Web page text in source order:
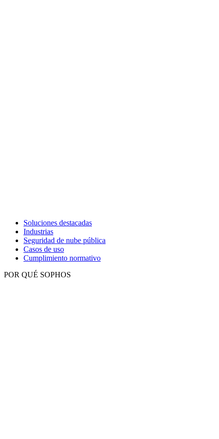
Soluciones destacadas
Industrias
Seguridad de nube pública
Casos de uso
Cumplimiento normativo
POR QUÉ SOPHOS